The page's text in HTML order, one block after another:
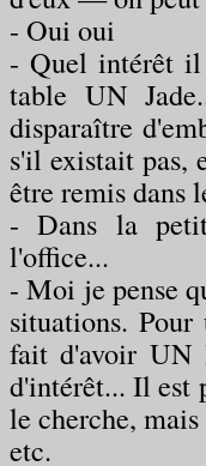
- Oui oui
- Quel intérêt il
table UN
disparaître
s'il existait pas,
être remis dans
- Dans la
l'office...
- Moi je pense
situations.
fait d'avoir UN
d'intérêt... Il est
le cherche,
etc.